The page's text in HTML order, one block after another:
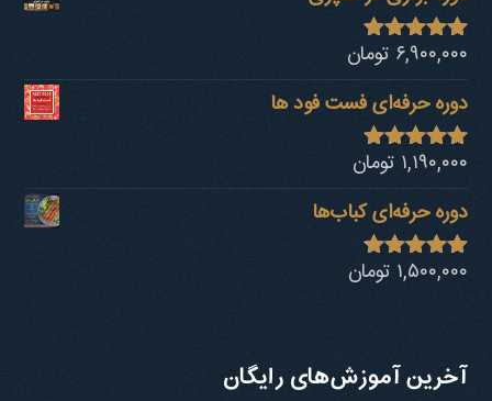
نمره4.92
از 5
۶,۹۰۰,۰۰۰ تومان
دوره حرفه‌ای فست فود ها
نمره4.80
از 5
۱,۱۹۰,۰۰۰ تومان
دوره حرفه‌ای کباب‎‌ها
نمره4.73
۱,۵۰۰,۰۰۰ تومان
آخرین آموزش‌های رایگان